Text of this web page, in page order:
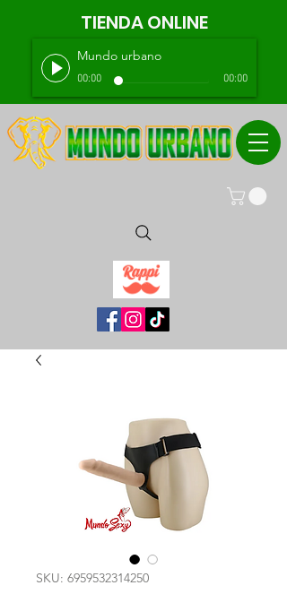
TIENDA ONLINE
Mundo urbano
00:00 00:00
SKU: 6959532314250